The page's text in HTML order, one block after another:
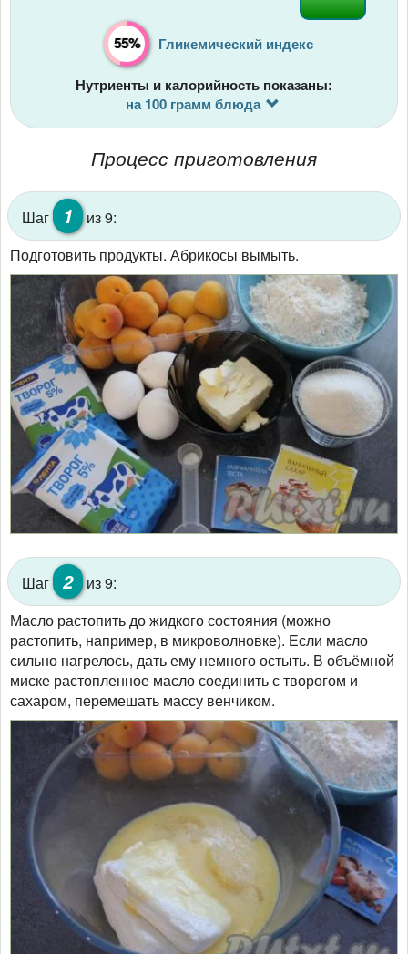
55% Гликемический индекс
Нутриенты и калорийность показаны:
на 100 грамм блюда
Процесс приготовления
Шаг 1
из 9:
Подготовить продукты. Абрикосы вымыть.
Шаг 2
из 9:
Масло растопить до жидкого состояния (можно
растопить, например, в микроволновке). Если масло
сильно нагрелось, дать ему немного остыть. В объёмной
миске растопленное масло соединить с творогом и
сахаром, перемешать массу венчиком.